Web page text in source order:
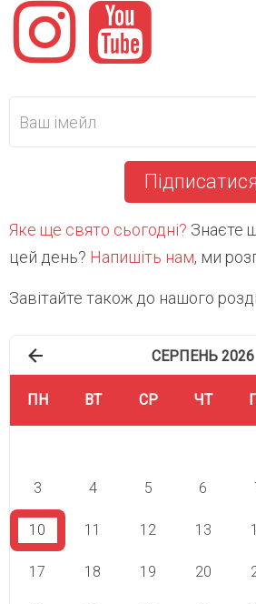
Яке ще свято сьогодні? Знаєте
цей день? Напишіть нам, ми
Завітайте також до нашого
СЕРПЕНЬ 2026
ПН ВТ СР ЧТ
3 4 5 6
10 11 12 13
17 18 19 20